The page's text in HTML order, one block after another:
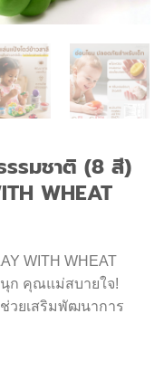
รรมชาติ (8 สี)
WHEAT
WITH WHEAT
ก คุณแม่สบายใจ!
วยเสริมพัฒนาการ
(8 สี) ปลอดภัย 100%